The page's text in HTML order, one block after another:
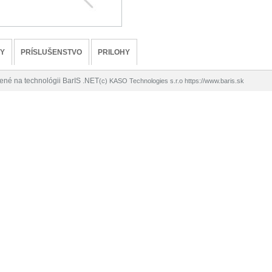
PRÍSLUŠENSTVO PRILOHY
na technológii BarIS .NET(c) KASO Technologies s.r.o https://www.baris.sk